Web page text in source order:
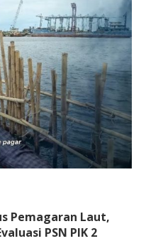
Pemagaran Laut,
PSN PIK 2